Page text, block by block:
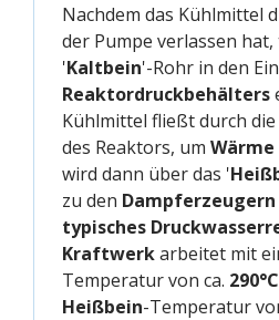
Nachdem das Kühlmittel
der Pumpe verlassen
'Kaltbein'-Rohr in den
Reaktordruckbehälters
Kühlmittel fließt durch die
des Reaktors, um Wärme
wird dann über das '
zu den Dampferzeugern
typisches
Kraftwerkarbeitet mit
Temperatur von ca.
Heißbein-Temperatur